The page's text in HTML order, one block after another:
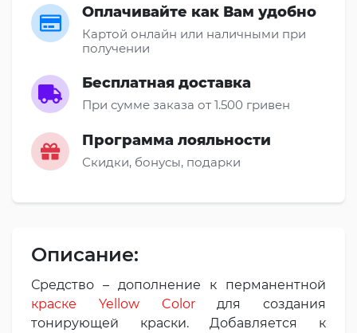
Оплачивайте как Вам удобно
Картой онлайн или наличными при
получении
Бесплатная доставка
При сумме заказа от 1.500 гривен
Программа лояльности
Скидки, бонусы, подарки
Описание:
Средство – дополнение к перманентной
краске Yellow Colorдля создания
тонирующей краски. Добавляется к